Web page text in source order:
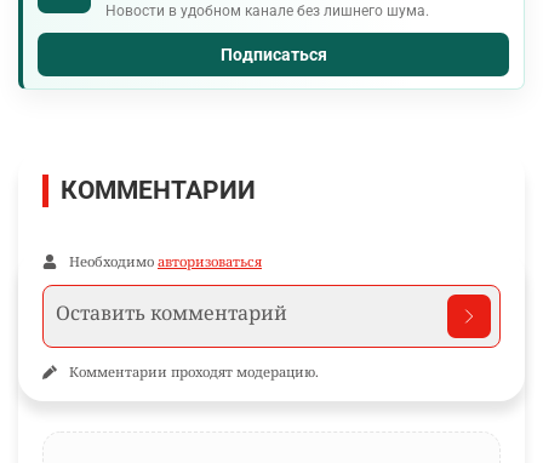
Новости в удобном канале без лишнего шума.
Подписаться
КОММЕНТАРИИ
Необходимо авторизоваться
Комментарии проходят модерацию.